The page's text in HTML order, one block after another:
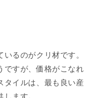
るのがクリ材です。
ですが、価格がこなれ
タイルは、最も良い産